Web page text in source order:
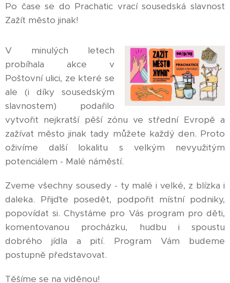
Po čase se do Prachatic vrací sousedská slavnost
Zažít město jinak!
V minulých letech
probíhala akce v
Poštovní ulici, ze které se
ale (i díky sousedským
slavnostem) podařilo
vytvořit nejkratší pěší zónu ve střední Evropě a
zažívat město jinak tady můžete každý den. Proto
oživíme další lokalitu s velkým nevyužitým
potenciálem - Malé náměstí.
Zveme všechny sousedy - ty malé i velké, z blízka i
daleka. Přijďte posedět, podpořit místní podniky,
popovídat si. Chystáme pro Vás program pro děti,
komentovanou procházku, hudbu i spoustu
dobrého jídla a pití. Program Vám budeme
postupně představovat.
Těšíme se na viděnou!